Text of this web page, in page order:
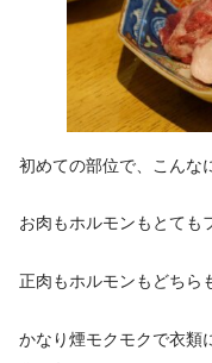
初めての部位で、こんな
お肉もホルモンもとても
正肉もホルモンもどちら
かなり煙モクモクで衣類